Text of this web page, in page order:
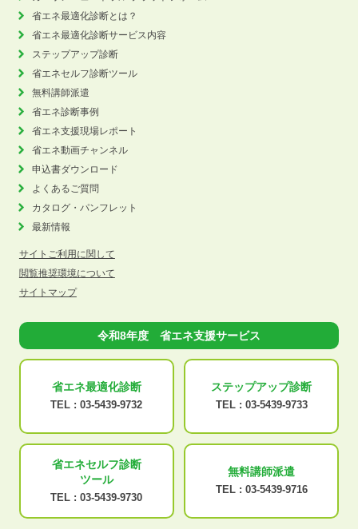
省エネ最適化診断とは？
省エネ最適化診断サービス内容
ステップアップ診断
省エネセルフ診断ツール
無料講師派遣
省エネ診断事例
省エネ支援現場レポート
省エネ動画チャンネル
申込書ダウンロード
よくあるご質問
カタログ・パンフレット
最新情報
サイトご利用に関して
閲覧推奨環境について
サイトマップ
令和8年度 省エネ支援サービス
省エネ最適化診断
TEL : 03-5439-9732
ステップアップ診断
TEL : 03-5439-9733
省エネセルフ診断
ツール
TEL : 03-5439-9730
無料講師派遣
TEL : 03-5439-9716